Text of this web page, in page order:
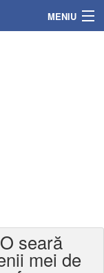
MENIU
seară
mei de